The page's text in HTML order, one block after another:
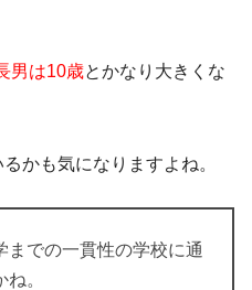
男は10歳とかなり大きくな
かも気になりますよね。
までの一貫性の学校に通
。